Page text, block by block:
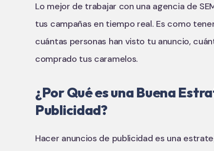
Lo mejor de trabajar con una agencia de
tus campañas en tiempo real. Es como
cuántas personas han visto tu anuncio,
comprado tus caramelos.
¿Por Qué es una Buena
Publicidad?
Hacer anuncios de publicidad es una